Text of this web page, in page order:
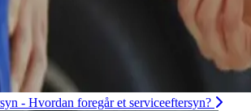
- Hvordan foregår et serviceeftersyn?